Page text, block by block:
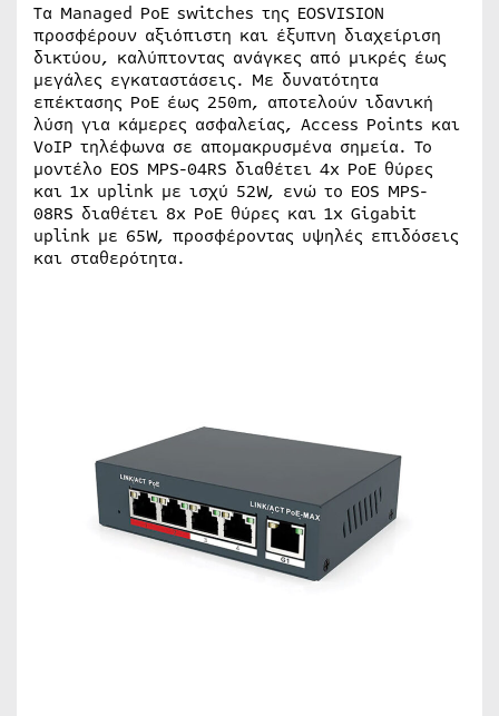
Τα Managed PoE switches της EOSVISION
προσφέρουν αξιόπιστη και έξυπνη διαχείριση
δικτύου, καλύπτοντας ανάγκες από μικρές έως
μεγάλες εγκαταστάσεις. Με δυνατότητα
επέκτασης PoE έως 250m, αποτελούν ιδανική
λύση για κάμερες ασφαλείας, Access Points και
VoIP τηλέφωνα σε απομακρυσμένα σημεία. Το
μοντέλο EOS MPS-04RS διαθέτει 4x PoE θύρες
και 1x uplink με ισχύ 52W, ενώ το EOS MPS-
08RS διαθέτει 8x PoE θύρες και 1x Gigabit
uplink με 65W, προσφέροντας υψηλές επιδόσεις
και σταθερότητα.